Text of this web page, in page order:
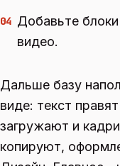
04 Добавьте
видео.
Дальше базу
виде: текст
загружают и
копируют,